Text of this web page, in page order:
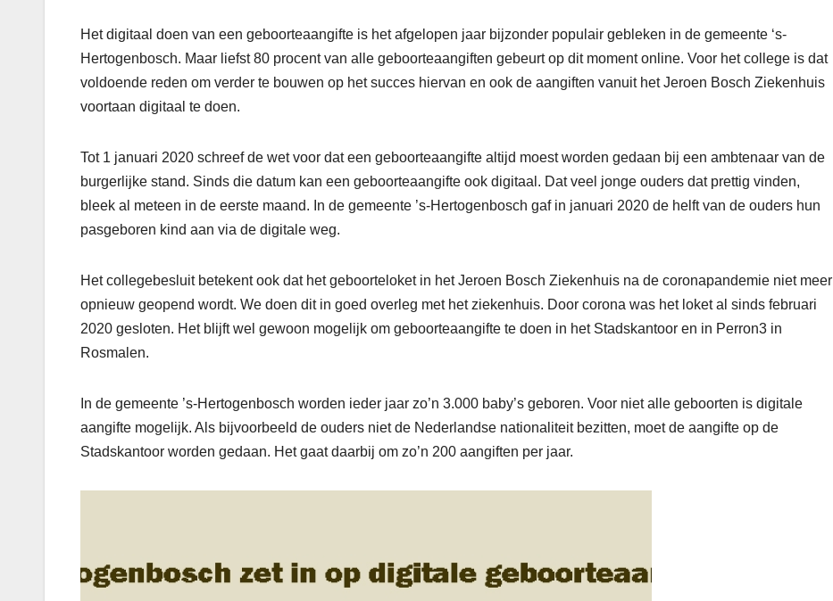
Het digitaal doen van een geboorteaangifte is het afgelopen jaar bijzonder populair gebleken in de gemeente ‘s-
Hertogenbosch. Maar liefst 80 procent van alle geboorteaangiften gebeurt op dit moment online. Voor het college is dat
voldoende reden om verder te bouwen op het succes hiervan en ook de aangiften vanuit het Jeroen Bosch Ziekenhuis
voortaan digitaal te doen.
Tot 1 januari 2020 schreef de wet voor dat een geboorteaangifte altijd moest worden gedaan bij een ambtenaar van de
burgerlijke stand. Sinds die datum kan een geboorteaangifte ook digitaal. Dat veel jonge ouders dat prettig vinden,
bleek al meteen in de eerste maand. In de gemeente ’s-Hertogenbosch gaf in januari 2020 de helft van de ouders hun
pasgeboren kind aan via de digitale weg.
Het collegebesluit betekent ook dat het geboorteloket in het Jeroen Bosch Ziekenhuis na de coronapandemie niet meer
opnieuw geopend wordt. We doen dit in goed overleg met het ziekenhuis. Door corona was het loket al sinds februari
2020 gesloten. Het blijft wel gewoon mogelijk om geboorteaangifte te doen in het Stadskantoor en in Perron3 in
Rosmalen.
In de gemeente ’s-Hertogenbosch worden ieder jaar zo’n 3.000 baby’s geboren. Voor niet alle geboorten is digitale
aangifte mogelijk. Als bijvoorbeeld de ouders niet de Nederlandse nationaliteit bezitten, moet de aangifte op de
Stadskantoor worden gedaan. Het gaat daarbij om zo’n 200 aangiften per jaar.